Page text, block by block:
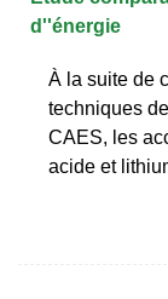
d''énergie
À la suite de
techniques
CAES, les
acide et